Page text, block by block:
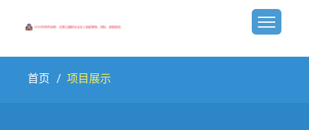
首页 项目展示